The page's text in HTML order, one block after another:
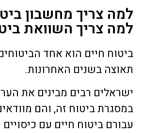
למה צריך מחשבון
למה צריך השוואת
ביטוח חיים הוא אחד
תאוצה בשנים האחרונות.
ישראלים רבים מבינים את
במסגרת ביטוח זה, והם
עבורם ביטוח חיים עם כיסויים